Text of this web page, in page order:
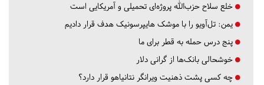
خلع سلاح حزب‌الله پروژه‌ای تحمیلی و آمریکایی است
یمن: تل‌آویو را با موشک هایپرسونیک هدف قرار دادیم
پنج درس‌ حمله به قطر برای ما
خوشحالی بانک‌ها از گرانی دلار
چه کسی پشت ذهنیت ویرانگر نتانیاهو قرار دارد؟